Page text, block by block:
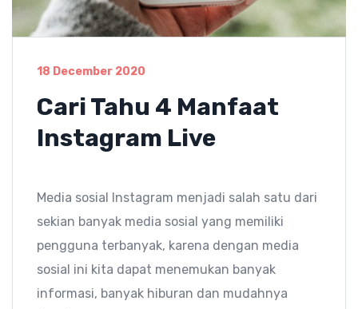
18 December 2020
Cari Tahu 4 Manfaat
Instagram Live
Media sosial Instagram menjadi salah satu dari
sekian banyak media sosial yang memiliki
pengguna terbanyak, karena dengan media
sosial ini kita dapat menemukan banyak
informasi, banyak hiburan dan mudahnya